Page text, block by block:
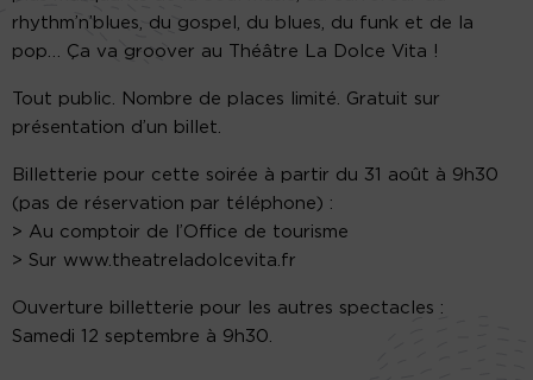
rhythm’n’blues, du gospel, du blues, du funk et de la
pop… Ça va groover au Théâtre La Dolce Vita !
Tout public. Nombre de places limité. Gratuit sur
présentation d’un billet.
Billetterie pour cette soirée à partir du 31 août à 9h30
(pas de réservation par téléphone) :
> Au comptoir de l’Office de tourisme
> Sur www.theatreladolcevita.fr
Ouverture billetterie pour les autres spectacles :
Samedi 12 septembre à 9h30.